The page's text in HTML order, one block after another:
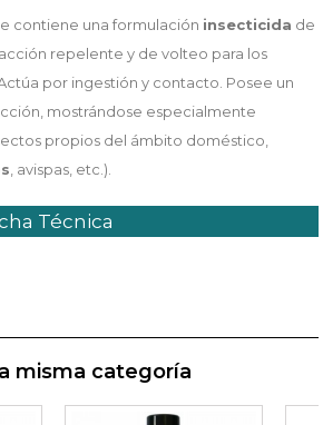
contiene una formulación insecticida de
repelente y de volteo para los
por ingestión y contacto. Posee un
mostrándose especialmente
propios del ámbito doméstico,
, avispas, etc.).
Técnica
misma categoría